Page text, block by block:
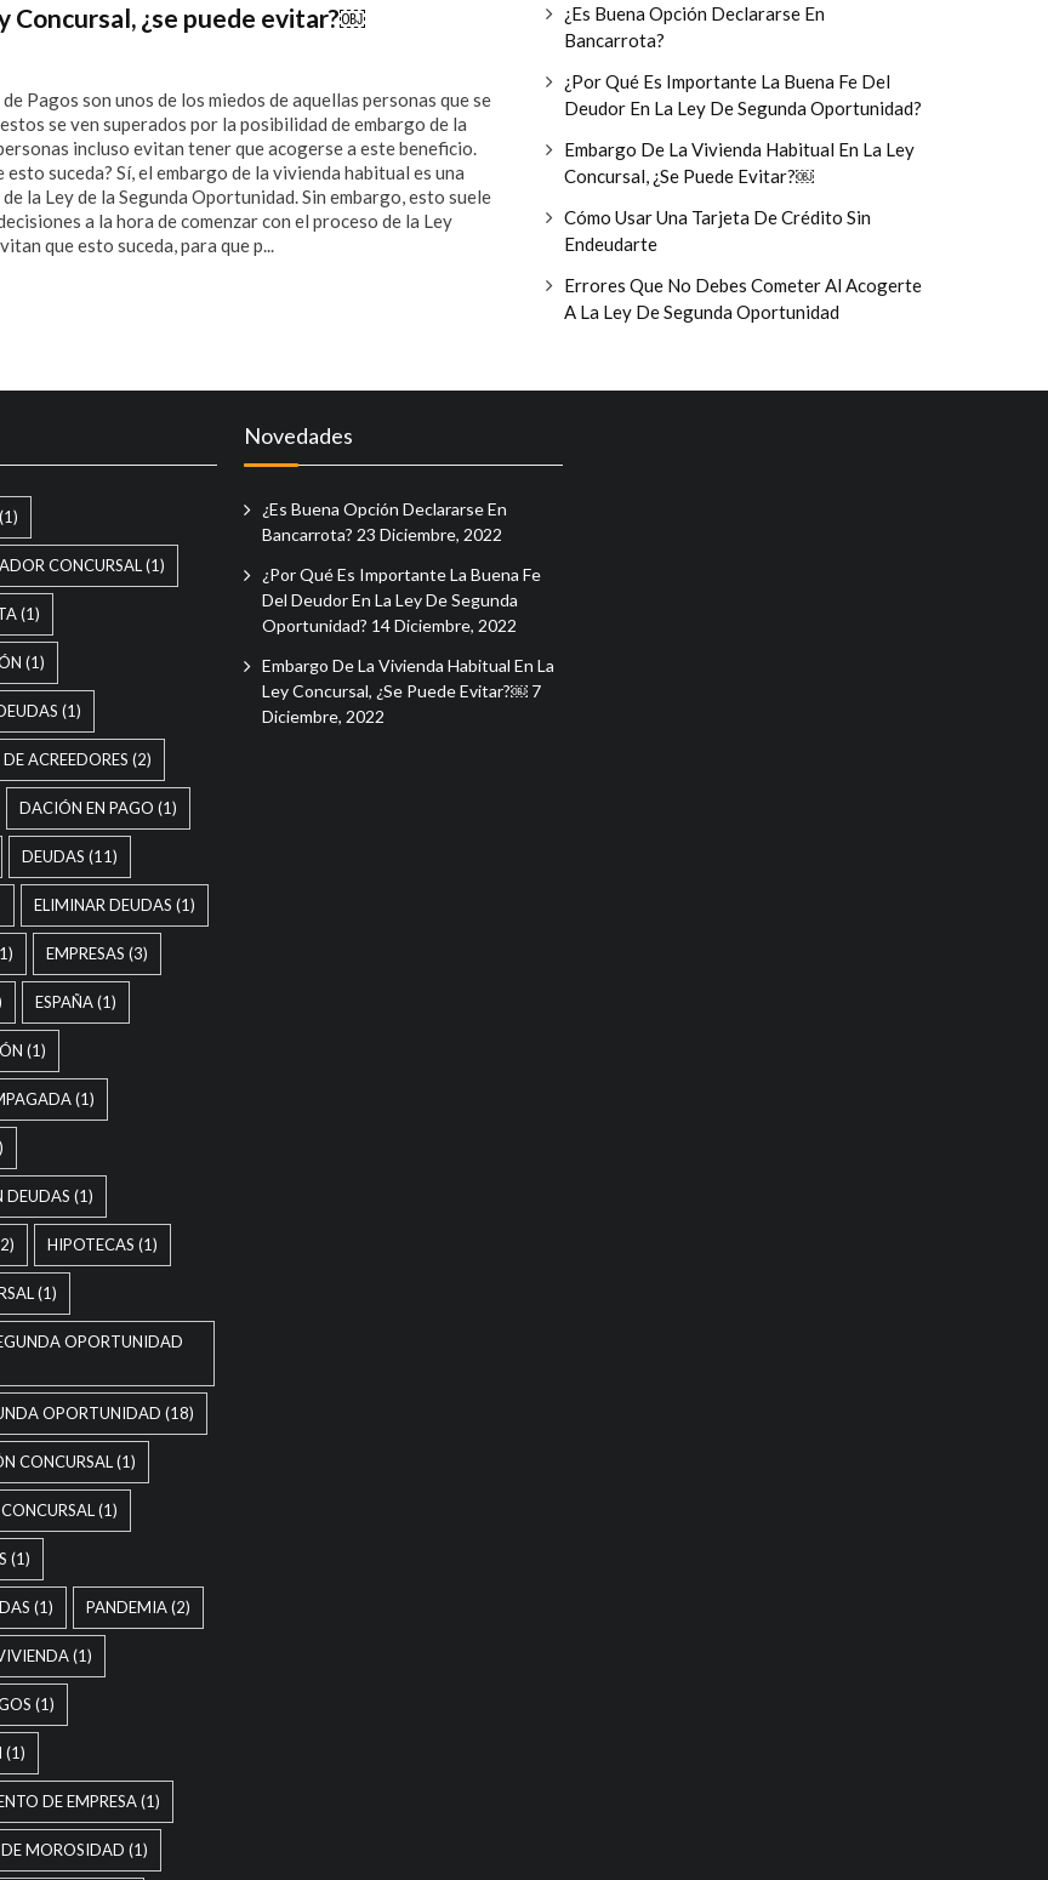
Concursal, ¿se puede evitar?￼
Pagos son unos de los miedos de aquellas personas que se
se ven superados por la posibilidad de embargo de la
incluso evitan tener que acogerse a este beneficio.
suceda? Sí, el embargo de la vivienda habitual es una
la Ley de la Segunda Oportunidad. Sin embargo, esto suele
a la hora de comenzar con el proceso de la Ley
que esto suceda, para que p...
¿Es Buena Opción Declararse En
Bancarrota?
¿Por Qué Es Importante La Buena Fe Del
Deudor En La Ley De Segunda Oportunidad?
Embargo De La Vivienda Habitual En La Ley
Concursal, ¿se Puede Evitar?￼
Cómo Usar Una Tarjeta De Crédito Sin
Endeudarte
Errores Que No Debes Cometer Al Acogerte
A La Ley De Segunda Oportunidad
(1)
CONCURSAL(1)
(1)
(1)
(1)
ACREEDORES (2)
DACIÓN EN PAGO (1)
DEUDAS (11)
ELIMINAR DEUDAS (1)
EMPRESAS (3)
ESPAÑA(1)
(1)
(1)
DEUDAS (1)
HIPOTECAS (1)
(1)
OPORTUNIDAD
OPORTUNIDAD (18)
CONCURSAL(1)
(1)
(1)
(1) PANDEMIA(2)
(1)
(1)
(1)
DE EMPRESA(1)
DE MOROSIDAD (1)
Novedades
¿Es Buena Opción Declararse En
Bancarrota? 23 Diciembre, 2022
¿Por Qué Es Importante La Buena Fe
Del Deudor En La Ley De Segunda
Oportunidad? 14 Diciembre, 2022
Embargo De La Vivienda Habitual En La
Ley Concursal, ¿se Puede Evitar?￼ 7
Diciembre, 2022